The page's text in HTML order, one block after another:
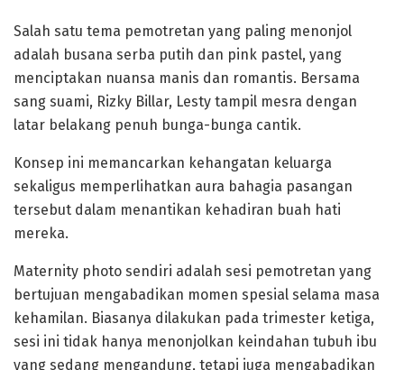
Salah satu tema pemotretan yang paling menonjol
adalah busana serba putih dan pink pastel, yang
menciptakan nuansa manis dan romantis. Bersama
sang suami, Rizky Billar, Lesty tampil mesra dengan
latar belakang penuh bunga-bunga cantik.
Konsep ini memancarkan kehangatan keluarga
sekaligus memperlihatkan aura bahagia pasangan
tersebut dalam menantikan kehadiran buah hati
mereka.
Maternity photo sendiri adalah sesi pemotretan yang
bertujuan mengabadikan momen spesial selama masa
kehamilan. Biasanya dilakukan pada trimester ketiga,
sesi ini tidak hanya menonjolkan keindahan tubuh ibu
yang sedang mengandung, tetapi juga mengabadikan